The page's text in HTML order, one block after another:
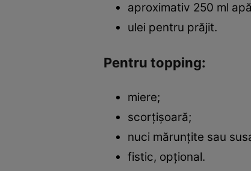
aproximativ 250 ml
ulei pentru prăjit.
Pentru topping:
miere;
scorțișoară;
nuci mărunțite sau
fistic, opțional.